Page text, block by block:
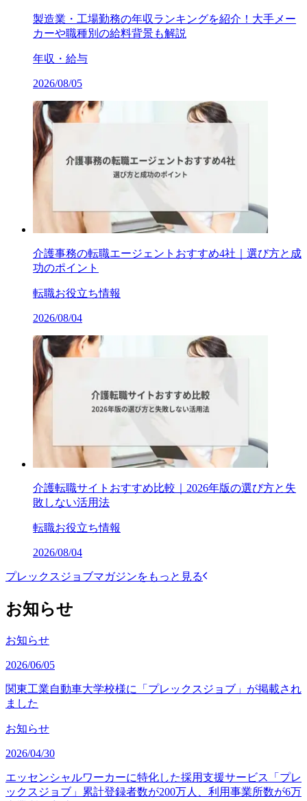
製造業・工場勤務の年収ランキングを紹介！大手メー
カーや職種別の給料背景も解説
年収・給与
2026/08/05
介護事務の転職エージェントおすすめ4社｜選び方と成
功のポイント
転職お役立ち情報
2026/08/04
介護転職サイトおすすめ比較｜2026年版の選び方と失
敗しない活用法
転職お役立ち情報
2026/08/04
プレックスジョブマガジンをもっと見る
お知らせ
お知らせ
2026/06/05
関東工業自動車大学校様に「プレックスジョブ」が掲載され
ました
お知らせ
2026/04/30
エッセンシャルワーカーに特化した採用支援サービス「プレ
ックスジョブ」累計登録者数が200万人、利用事業所数が6万